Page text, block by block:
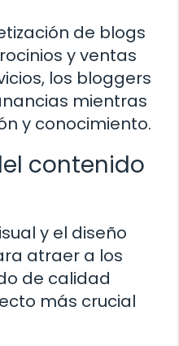
de blogs
y ventas
los bloggers
mientras
y conocimiento.
contenido
y el diseño
atraer a los
de calidad
más crucial